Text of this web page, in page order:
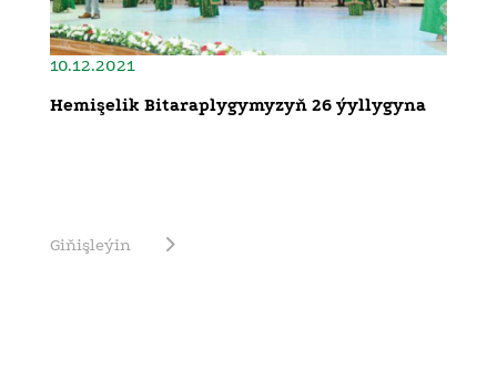
10.12.2021
Hemişelik Bitaraplygymyzyň 26 ýyllygyna
Giňişleýin